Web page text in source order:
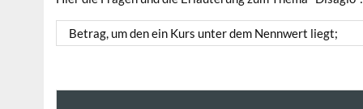
Betrag, um den ein Kurs unter dem Nennwert liegt;